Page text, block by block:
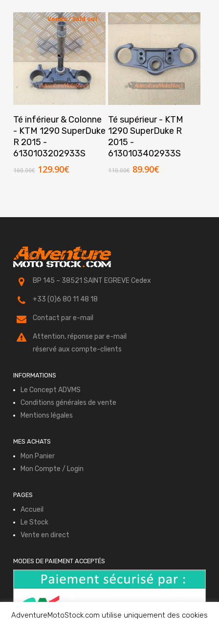
Vendu / Sold out
Lire La Suite
Té inférieur & Colonne
- KTM 1290 SuperDuke
R 2015 -
6130103202933S
160.00€ Le
129.90€Le
Ajouter Au Panier
Té supérieur - KTM
1290 SuperDuke R
2015 -
6130103402933S
110.00€ Le
89.90€Le
BP 145 – 38521 SAINT EGREVE Cedex
+33 (0)6 80 11 48 18
Contact par e-mail
Attention, réponse par e-mail
réservé aux compte-clients
INFORMATIONS
Le Concept ADVMS
Conditions générales de vente
Mentions légales
MES ACHATS
Mon Panier
Mon Compte / Login
PAGES
Accueil
Le Stock
Vente en direct
MODES DE PAIEMENT ACCEPTÉS
AdventureMotoStock.com utilise uniquement des cookies